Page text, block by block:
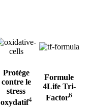
Protège
contre le
stress
oxydatif4
Formule
4Life Tri-
Factor6